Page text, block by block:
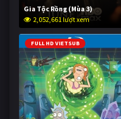
Gia Tộc Rồng (Mùa 3)
2,052,661 lượt xem
FULL HD VIETSUB